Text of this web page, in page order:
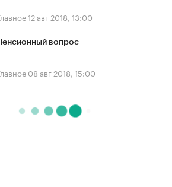
12 авг 2018, 13:00
Пенсионный вопрос
08 авг 2018, 15:00